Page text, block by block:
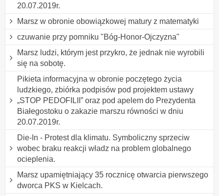
20.07.2019r.
Marsz w obronie obowiązkowej matury z matematyki
czuwanie przy pomniku "Bóg-Honor-Ojczyzna"
Marsz ludzi, którym jest przykro, że jednak nie wyrobili
się na sobotę.
Pikieta informacyjna w obronie poczętego życia
ludzkiego, zbiórka podpisów pod projektem ustawy
„STOP PEDOFILII” oraz pod apelem do Prezydenta
Białegostoku o zakazie marszu równości w dniu
20.07.2019r.
Die-In - Protest dla klimatu. Symboliczny sprzeciw
wobec braku reakcji władz na problem globalnego
ocieplenia.
Marsz upamiętniający 35 rocznicę otwarcia pierwszego
dworca PKS w Kielcach.